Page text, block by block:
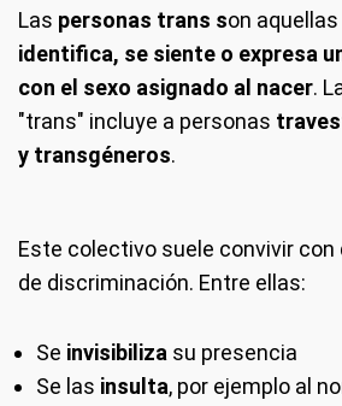
Las personas trans son
identifica, se siente o expresa
con el sexo asignado al nacer.
"trans" incluye a personas
y transgéneros.
Este colectivo suele convivir
de discriminación. Entre ellas:
Se invisibiliza su presencia
Se las insulta, por ejemplo al